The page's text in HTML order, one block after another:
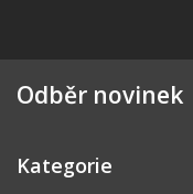
Odběr novinek
Kategorie